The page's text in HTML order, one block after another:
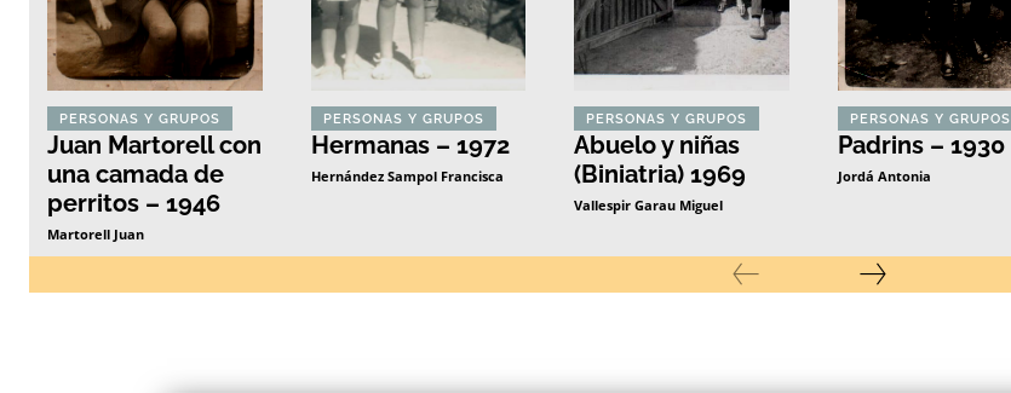
PERSONAS Y GRUPOS
Juan Martorell con
una camada de
perritos – 1946
Martorell Juan
PERSONAS Y GRUPOS
Hermanas – 1972
Hernández Sampol Francisca
PERSONAS Y GRUPOS
Abuelo y niñas
(Biniatria) 1969
Vallespir Garau Miguel
PERSONAS Y GRUPOS
Padrins – 1930
Jordá Antonia